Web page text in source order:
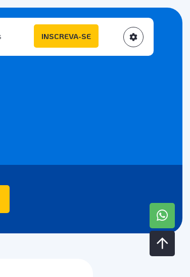
INSCREVA-SE